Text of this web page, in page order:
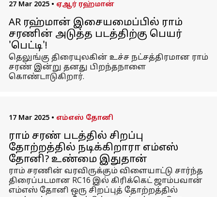
27 Mar 2025 • ஏஆர் ரஹ்மான்
AR ரஹ்மான் இசையமைப்பில் ராம்
சரணின் அடுத்த படத்திற்கு பெயர்
'பெட்டி'!
தெலுங்கு திரையுலகின் உச்ச நட்சத்திரமான ராம்
சரண் இன்று தனது பிறந்தநாளை
கொண்டாடுகிறார்.
17 Mar 2025 • எம்எஸ் தோனி
ராம் சரண் படத்தில் சிறப்பு
தோற்றத்தில் நடிக்கிறாரா எம்எஸ்
தோனி? உண்மை இதுதான்
ராம் சரணின் வரவிருக்கும் விளையாட்டு சார்ந்த
திரைப்படமான RC16 இல் கிரிக்கெட் ஜாம்பவான்
எம்எஸ் தோனி ஒரு சிறப்புத் தோற்றத்தில்